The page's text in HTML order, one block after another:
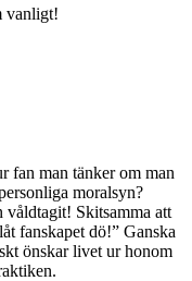
vanligt!
fan man tänker om man
moralsyn?
våldtagit! Skitsamma att
fanskapet dö!” Ganska
önskar livet ur honom